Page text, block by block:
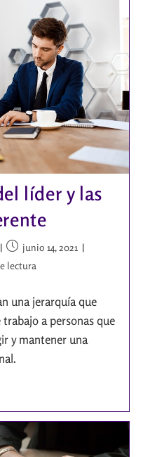
líder y las
junio 14, 2021
lectura
una jerarquía que
a personas que
y mantener una